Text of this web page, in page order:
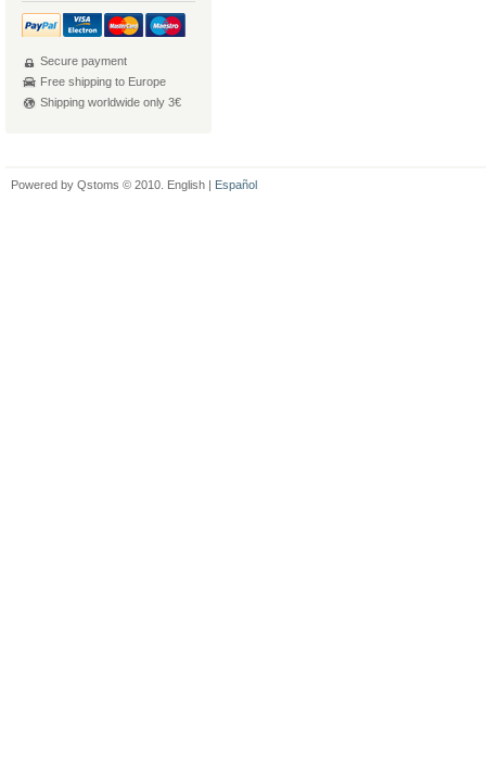
Secure payment
Free shipping to Europe
Shipping worldwide only 3€
Powered by Qstoms © 2010. English | Español